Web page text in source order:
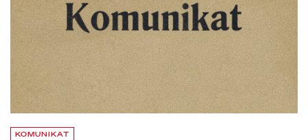
KOMUNIKAT